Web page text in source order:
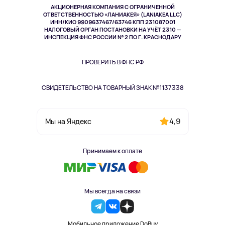
АКЦИОНЕРНАЯ КОМПАНИЯ С ОГРАНИЧЕННОЙ
ОТВЕТСТВЕННОСТЬЮ «ЛАНИАКЕЯ» (LANIAKEA LLC)
ИНН/КИО 9909637467/63746 КПП 231087001
НАЛОГОВЫЙ ОРГАН ПОСТАНОВКИ НА УЧЁТ 2310 —
ИНСПЕКЦИЯ ФНС РОССИИ № 2 ПО Г. КРАСНОДАРУ
ПРОВЕРИТЬ В ФНС РФ
СВИДЕТЕЛЬСТВО НА ТОВАРНЫЙ ЗНАК №1137338
Мы на Яндекс 4,9
Принимаем к оплате
Мы всегда на связи
Здоровье питомцев
Одежда и аксессуары